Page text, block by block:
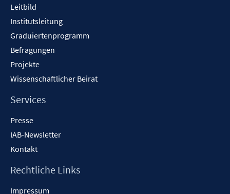
Leitbild
Institutsleitung
Graduiertenprogramm
Befragungen
Projekte
Wissenschaftlicher Beirat
Services
Presse
IAB-Newsletter
Kontakt
Rechtliche Links
Impressum